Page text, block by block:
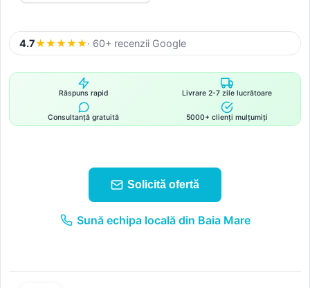
4.7★★★★★· 60+ recenzii Google
Răspuns rapid Livrare 2-7 zile lucrătoare
Consultanță gratuită 5000+ clienți mulțumiți
Solicită ofertă
Sună echipa locală din Baia Mare